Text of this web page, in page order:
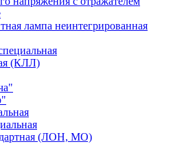
лампа неинтегрированная
(КЛЛ)
(ЛОН, МО)